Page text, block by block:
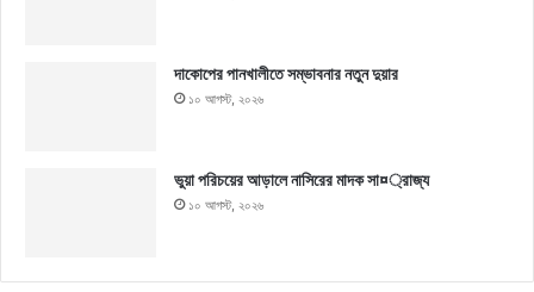
দাকোপের পানখালীতে সম্ভাবনার নতুন দুয়ার
১০ আগস্ট, ২০২৬
ভুয়া পরিচয়ের আড়ালে নাসিরের মাদক সা¤্রাজ্য
১০ আগস্ট, ২০২৬